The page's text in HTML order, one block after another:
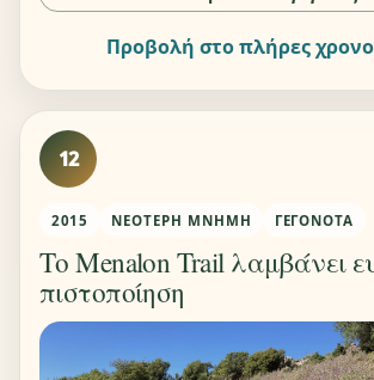
Προβολή στο πλήρες
12
2015 ΝΕΌΤΕΡΗ ΜΝΉΜΗ ΓΕΓΟΝΌΤΑ
Το Menalon Trail λαμβάνει
πιστοποίηση